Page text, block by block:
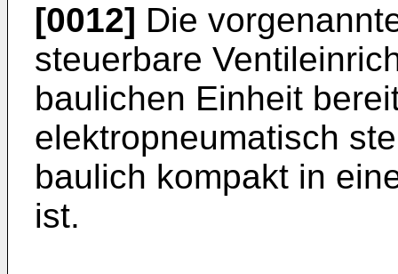
[0012] Die
steuerbare
baulichen Einheit
elektropneumatisch
baulich kompakt in
ist.